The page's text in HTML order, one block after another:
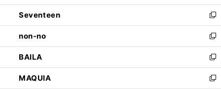
開
く
ウ
で
開
く
ン
ド
ウ
で
開
く
Seventeen
新
し
い
ウ
ィ
ン
ド
non-no
新
し
い
ウ
ィ
BAILA
新
し
い
MAQUIA
新